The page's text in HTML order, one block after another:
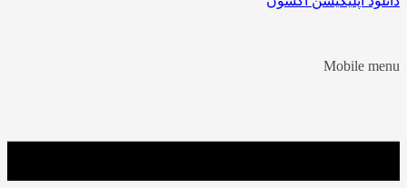
Mobile menu